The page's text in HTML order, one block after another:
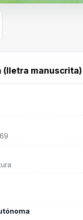
(lletra manuscrita)